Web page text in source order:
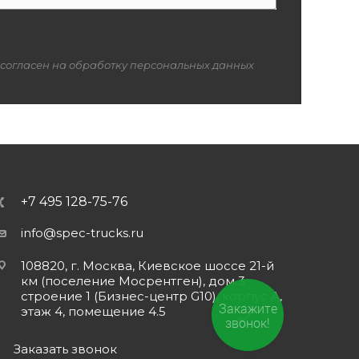
на обработку персональных данных
+7 495 128-75-76
info@spec-trucks.ru
108820, г. Москва, Киевское шоссе 21-й
км (поселение Мосрентген), дом 3
строение 1 (Бизнес-центр G10), корпус А,
этаж 4, помещение 4.5
Заказать звонок
Закажите
звонок!